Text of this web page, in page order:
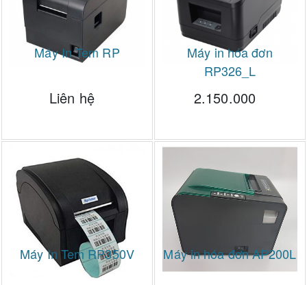
Máy In Tem RP
Liên hệ
Máy in hóa đơn
RP326_L
2.150.000
Máy In Tem RP350V Máy in hóa đơn AP200L